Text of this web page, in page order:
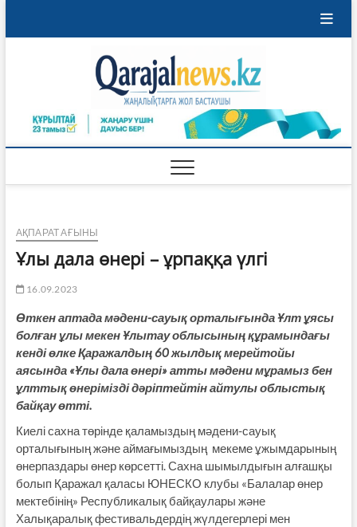
АҚПАРАТ АҒЫНЫ
Ұлы дала өнері – ұрпаққа үлгі
16.09.2023
Өткен аптада мәдени-сауық орталығында Ұлт ұясы
болған ұлы мекен Ұлытау облысының құрамындағы
кенді өлке Қаражалдың 60 жылдық мерейтойы
аясында «Ұлы дала өнері» атты мәдени мұрамыз бен
ұлттық өнерімізді дәріптейтін айтулы облыстық
байқау өтті.
Киелі сахна төрінде қаламыздың мәдени-сауық
орталығының және аймағымыздың мекеме ұжымдарының
өнерпаздары өнер көрсетті. Сахна шымылдығын алғашқы
болып Қаражал қаласы ЮНЕСКО клубы «Балалар өнер
мектебінің» Республикалық байқаулары және
Халықаралық фестивальдердің жүлдегерлері мен